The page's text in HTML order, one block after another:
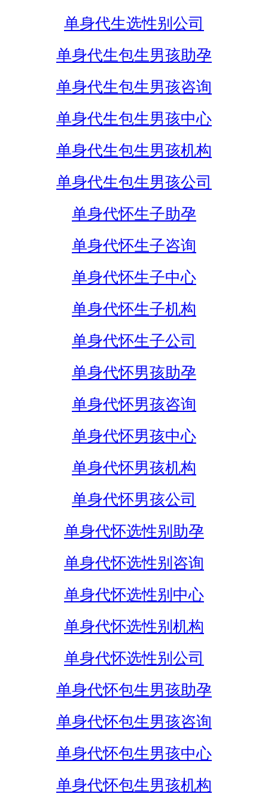
单身代生选性别公司
单身代生包生男孩助孕
单身代生包生男孩咨询
单身代生包生男孩中心
单身代生包生男孩机构
单身代生包生男孩公司
单身代怀生子助孕
单身代怀生子咨询
单身代怀生子中心
单身代怀生子机构
单身代怀生子公司
单身代怀男孩助孕
单身代怀男孩咨询
单身代怀男孩中心
单身代怀男孩机构
单身代怀男孩公司
单身代怀选性别助孕
单身代怀选性别咨询
单身代怀选性别中心
单身代怀选性别机构
单身代怀选性别公司
单身代怀包生男孩助孕
单身代怀包生男孩咨询
单身代怀包生男孩中心
单身代怀包生男孩机构